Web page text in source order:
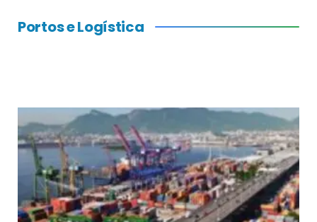
Portos e Logística